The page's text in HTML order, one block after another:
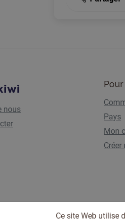
Plate-forme Tickiwi
nous
Pays
Mon
Ce site Web utilise